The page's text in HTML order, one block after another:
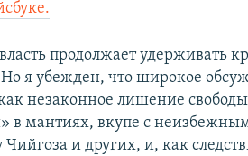
продолжает удерживать
я убежден, что широкое
незаконное лишение
в мантиях, вкупе с
и других, и, как